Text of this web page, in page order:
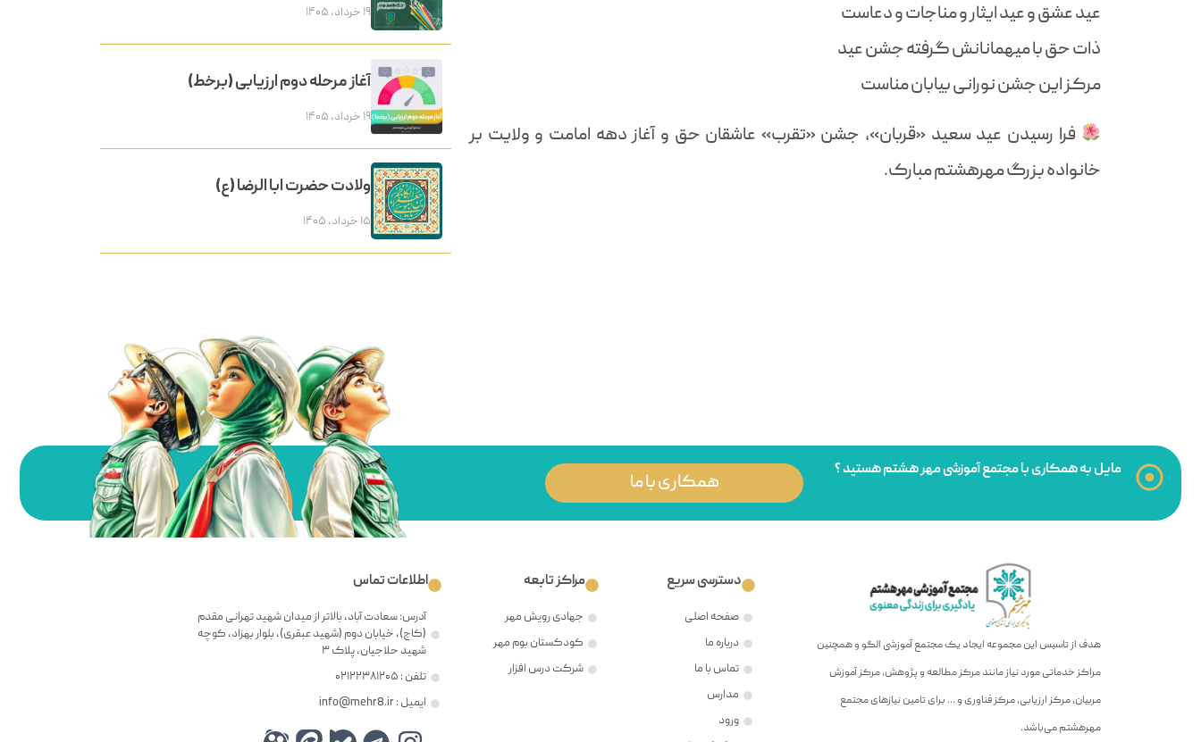
عید عشق و عید ایثار و مناجات و دعاست
ذات حق با میهمانانش گرفته جشن عید
مرکز این جشن نورانی بیابان مناست
فرا رسیدن عید سعید «قربان»، جشن «تقرب» عاشقان حق و آغاز دهه امامت و ولایت بر
خانواده بزرگ مهرهشتم مبارک.
۱۹ خرداد, ۱۴۰۵
آغاز مرحله دوم ارزیابی (برخط)
۱۹ خرداد, ۱۴۰۵
ولادت حضرت ابا الرضا (ع)
۱۵ خرداد, ۱۴۰۵
مایل به همکاری با مجتمع آموزشی مهر هشتم هستید ؟
همکاری با ما
هدف از تاسیس این مجموعه ایجاد یک مجتمع آموزشی الگو و همچنین
مراکز خدماتی مورد نیاز مانند مرکز مطالعه و پژوهش، مرکز آموزش
مربیان، مرکز ارزیابی، مرکز فناوری و … برای تامین نیازهای مجتمع
مهرهشتم می‌باشد.
دسترسی سریع
صفحه اصلی
درباره ما
تماس با ما
مدارس
ورود
مراکز تابعه
جهادی رویش مهر
کودکستان بوم مهر
شرکت درس افزار
اطلاعات تماس
آدرس: سعادت آباد، بالاتر از میدان شهید تهرانی مقدم
(کاج)، خیابان دوم (شهید عبقری)، بلوار بهزاد، کوچه
شهید حلاجیان، پلاک ۳
تلفن : ۰۲۱۲۲۳۸۱۲۰۵
ایمیل : info@mehr8.ir